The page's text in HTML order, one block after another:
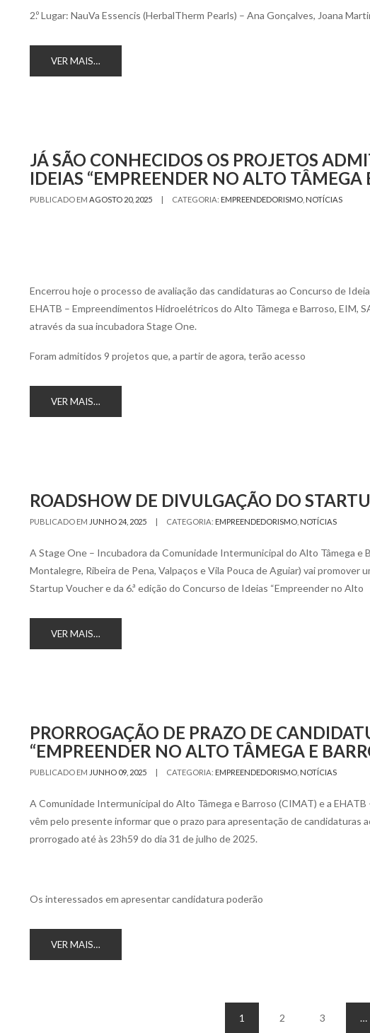
2.º Lugar: NauVa Essencis (HerbalTherm Pearls) – Ana Gonçalves, Joana
VER MAIS…
JÁ SÃO CONHECIDOS OS PROJETOS
IDEIAS “EMPREENDER NO ALTO TÂMEGA
PUBLICADO EM AGOSTO 20, 2025 | CATEGORIA: EMPREENDEDORISMO NOTÍCIAS
Encerrou hoje o processo de avaliação das candidaturas ao Concurso de
EHATB – Empreendimentos Hidroelétricos do Alto Tâmega e Barroso, EIM,
através da sua incubadora Stage One.
Foram admitidos 9 projetos que, a partir de agora, terão acesso
VER MAIS…
ROADSHOW DE DIVULGAÇÃO DO
PUBLICADO EM JUNHO 24, 2025 | CATEGORIA: EMPREENDEDORISMO NOTÍCIAS
A Stage One – Incubadora da Comunidade Intermunicipal do Alto Tâmega e
Montalegre, Ribeira de Pena, Valpaços e Vila Pouca de Aguiar) vai promover
Startup Voucher e da 6.ª edição do Concurso de Ideias “Empreender no Alto
VER MAIS…
PRORROGAÇÃO DE PRAZO DE
“EMPREENDER NO ALTO TÂMEGA E
PUBLICADO EM JUNHO 09, 2025 | CATEGORIA: EMPREENDEDORISMO NOTÍCIAS
A Comunidade Intermunicipal do Alto Tâmega e Barroso (CIMAT) e a
vêm pelo presente informar que o prazo para apresentação de candidaturas
prorrogado até às 23h59 do dia 31 de julho de 2025.
Os interessados em apresentar candidatura poderão
VER MAIS…
1 2 3 …